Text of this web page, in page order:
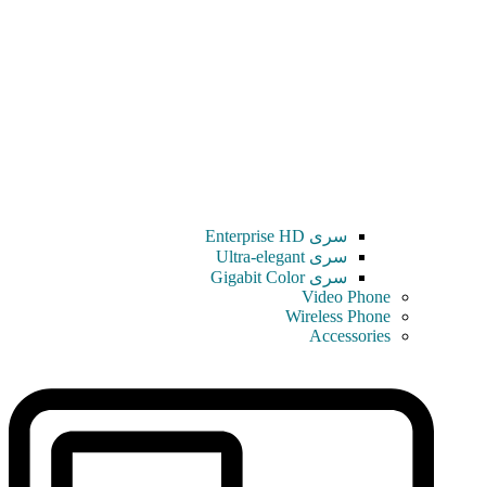
سری Enterprise HD
سری Ultra-elegant
سری Gigabit Color
Video Phone
Wireless Phone
Accessories